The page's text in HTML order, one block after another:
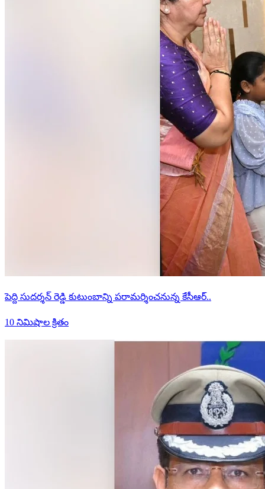
పెద్ది సుదర్శన్ రెడ్డి కుటుంబాన్ని పరామర్శించనున్న కేసీఆర్..
10 నిమిషాల క్రితం